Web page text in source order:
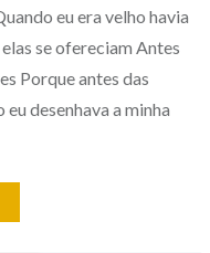
eu era velho havia
se ofereciam Antes
Porque antes das
desenhava a minha